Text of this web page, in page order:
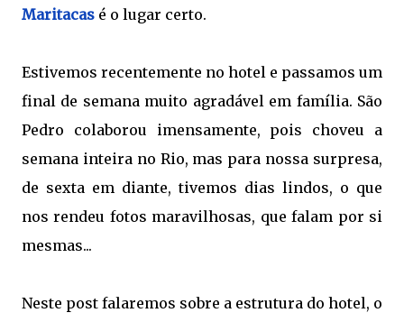
Maritacas é o lugar certo.
Estivemos recentemente no hotel e passamos um
final de semana muito agradável em família. São
Pedro colaborou imensamente, pois choveu a
semana inteira no Rio, mas para nossa surpresa,
de sexta em diante, tivemos dias lindos, o que
nos rendeu fotos maravilhosas, que falam por si
mesmas...
Neste post falaremos sobre a estrutura do hotel, o